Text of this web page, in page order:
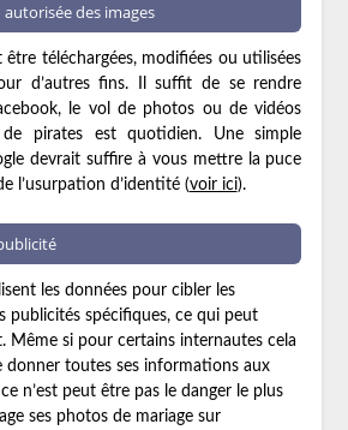
des images
être téléchargées, modifiées ou utilisées
d’autres fins. Il suffit de se rendre
le vol de photos ou de vidéos
pirates est quotidien. Une simple
devrait suffire à vous mettre la puce
l’usurpation d’identité (voir ici).
les données pour cibler les
publicités spécifiques, ce qui peut
Même si pour certains internautes cela
donner toutes ses informations aux
n’est peut être pas le danger le plus
ses photos de mariage sur